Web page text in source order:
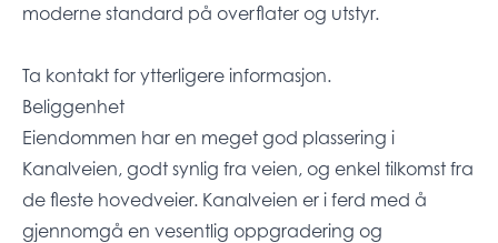
moderne standard på overflater og utstyr.
Ta kontakt for ytterligere informasjon.
Beliggenhet
Eiendommen har en meget god plassering i
Kanalveien, godt synlig fra veien, og enkel tilkomst fra
de fleste hovedveier. Kanalveien er i ferd med å
gjennomgå en vesentlig oppgradering og